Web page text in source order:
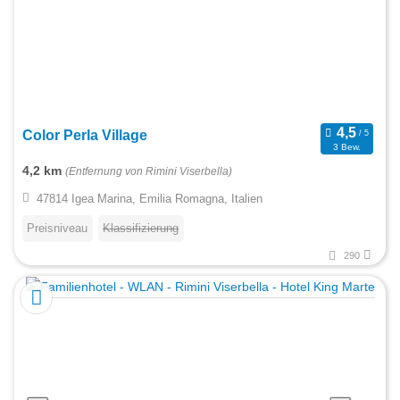
Color Perla Village
3 Bew.
4,2 km (Entfernung von Rimini Viserbella)
47814 Igea Marina, Emilia Romagna, Italien
Preisniveau Klassifizierung
290